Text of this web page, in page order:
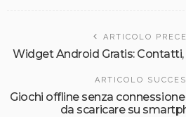
ARTICOLO
Widget Android Gratis:
ARTICOLO
Giochi offline senza
da scaricare su